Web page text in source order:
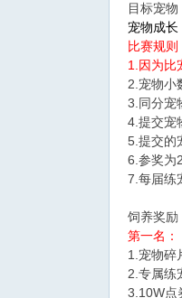
目标宠
宠物成长
比赛规则
1.因为比
2.宠物小
3.同分宠
4.提交宠
5.提交的
6.参奖为
7.每届练
饲养奖励
第一名：
1.宠物碎
2.专属练
3.10W点